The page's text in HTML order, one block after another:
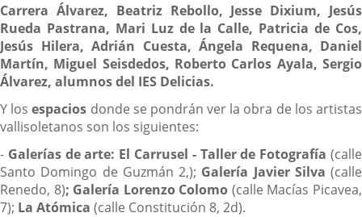
Carrera Álvarez, Beatriz Rebollo, Jesse Dixium, Jesús
Rueda Pastrana, Mari Luz de la Calle, Patricia de Cos,
Jesús Hilera, Adrián Cuesta, Ángela Requena, Daniel
Martín, Miguel Seisdedos, Roberto Carlos Ayala, Sergio
Álvarez, alumnos del IES Delicias.
Y losespacios donde se pondrán ver la obra de los artistas
vallisoletanos son los siguientes:
- Galerías de arte: El Carrusel - Taller de Fotografía(calle
Santo Domingo de Guzmán 2,); Galería Javier Silva (calle
Renedo, 8); Galería Lorenzo Colomo (calle Macías Picavea,
7); La Atómica (calle Constitución 8, 2d).